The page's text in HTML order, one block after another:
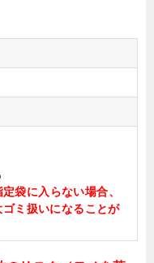
袋に入らない場合、
ミ扱いになることが